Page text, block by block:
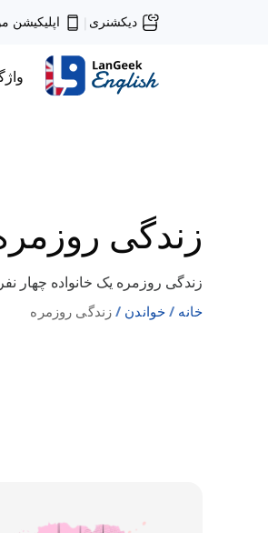
دیکشنری | اپلیکیشن
زندگی
زندگی روزمره یک خانواده چهار
خانه خواندن زندگی روزمره